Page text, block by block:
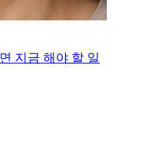
지금 해야 할 일